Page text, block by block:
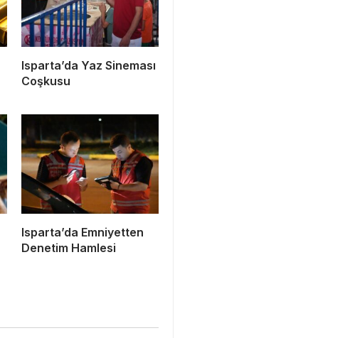
Isparta’da Yaz Sineması
Coşkusu
Isparta’da Emniyetten
Denetim Hamlesi